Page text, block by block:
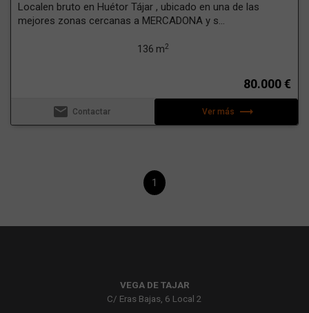
Localen bruto en Huétor Tájar , ubicado en una de las
mejores zonas cercanas a MERCADONA y s...
136 m2
80.000 €
email Contactar Ver más trending_flat
1
VEGA DE TAJAR
C/ Eras Bajas, 6 Local 2